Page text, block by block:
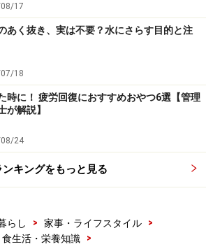
近くにいて、食事時間が煩わしくな
は、そういう人たちと一緒に食事を
。
一番ではありますが、食べることが
られずどうしてもめんどくさいので
、機械的な食事でもよいのです。簡
てしまいますので、考えずに食べら
いかもしれません。
17
あく抜き、実は不要？水にさらす目的と注
18
時に！ 疲労回復におすすめおやつ6選【管理
が解説】
24
ンキングをもっと見る
らし > 家事・ライフスタイル
>
食生活・栄養知識
>